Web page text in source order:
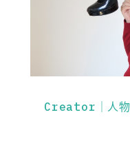
Creator｜人物